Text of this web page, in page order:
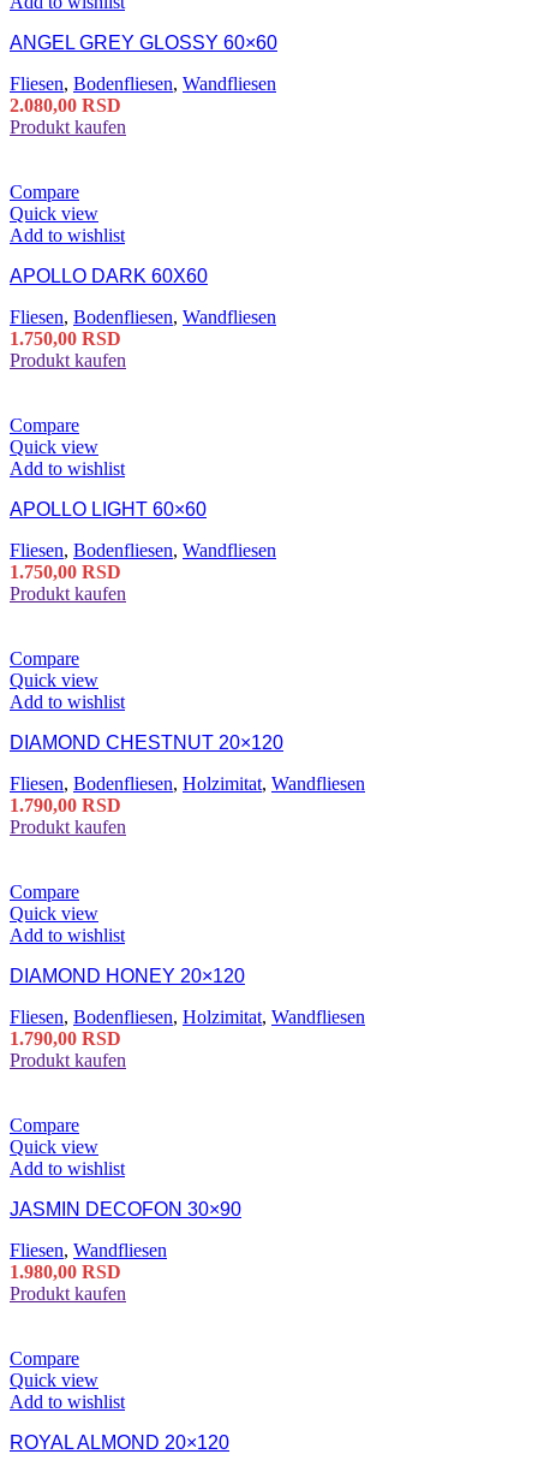
ANGEL GREY GLOSSY 60×60
Fliesen, Bodenfliesen, Wandfliesen
2.080,00 RSD
Produkt kaufen
Compare
Quick view
Add to wishlist
APOLLO DARK 60X60
Fliesen, Bodenfliesen, Wandfliesen
1.750,00 RSD
Produkt kaufen
Compare
Quick view
Add to wishlist
APOLLO LIGHT 60×60
Fliesen, Bodenfliesen, Wandfliesen
1.750,00 RSD
Produkt kaufen
Compare
Quick view
Add to wishlist
DIAMOND CHESTNUT 20×120
Fliesen, Bodenfliesen, Holzimitat, Wandfliesen
1.790,00 RSD
Produkt kaufen
Compare
Quick view
Add to wishlist
DIAMOND HONEY 20×120
Fliesen, Bodenfliesen, Holzimitat, Wandfliesen
1.790,00 RSD
Produkt kaufen
Compare
Quick view
Add to wishlist
JASMIN DECOFON 30×90
Fliesen, Wandfliesen
1.980,00 RSD
Produkt kaufen
Compare
Quick view
Add to wishlist
ROYAL ALMOND 20×120